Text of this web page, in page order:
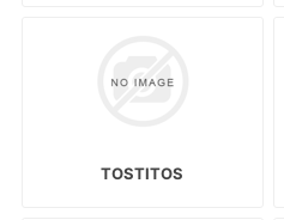
TOSTITOS